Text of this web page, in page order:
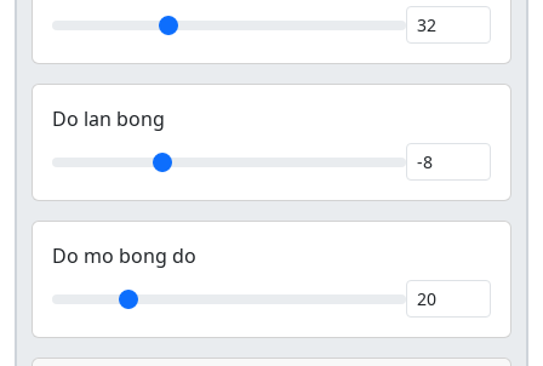
Do lan bong
Do mo bong do